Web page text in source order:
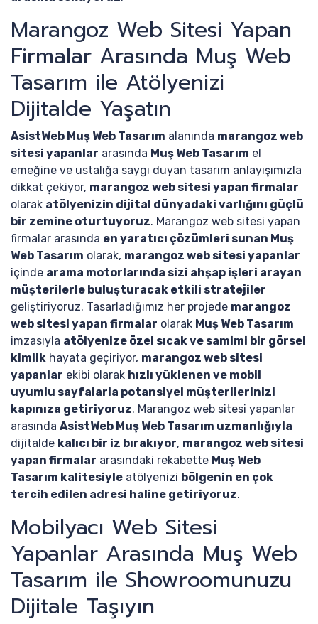
Marangoz Web Sitesi Yapan
Firmalar Arasında Muş Web
Tasarım ile Atölyenizi
Dijitalde Yaşatın
AsistWeb Muş Web Tasarım alanında marangoz web
sitesi yapanlar arasında Muş Web Tasarım el
emeğine ve ustalığa saygı duyan tasarım anlayışımızla
dikkat çekiyor, marangoz web sitesi yapan firmalar
olarak atölyenizin dijital dünyadaki varlığını güçlü
bir zemine oturtuyoruz. Marangoz web sitesi yapan
firmalar arasında en yaratıcı çözümleri sunan Muş
Web Tasarım olarak, marangoz web sitesi yapanlar
içinde arama motorlarında sizi ahşap işleri arayan
müşterilerle buluşturacak etkili stratejiler
geliştiriyoruz. Tasarladığımız her projede marangoz
web sitesi yapan firmalar olarak Muş Web Tasarım
imzasıyla atölyenize özel sıcak ve samimi bir görsel
kimlik hayata geçiriyor, marangoz web sitesi
yapanlar ekibi olarak hızlı yüklenen ve mobil
uyumlu sayfalarla potansiyel müşterilerinizi
kapınıza getiriyoruz. Marangoz web sitesi yapanlar
arasında AsistWeb Muş Web Tasarım uzmanlığıyla
dijitalde kalıcı bir iz bırakıyor, marangoz web sitesi
yapan firmalar arasındaki rekabette Muş Web
Tasarım kalitesiyle atölyenizi bölgenin en çok
tercih edilen adresi haline getiriyoruz.
Mobilyacı Web Sitesi
Yapanlar Arasında Muş Web
Tasarım ile Showroomunuzu
Dijitale Taşıyın